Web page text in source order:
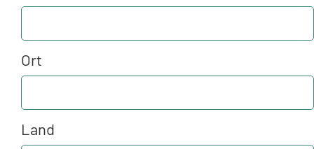
Ort
Land